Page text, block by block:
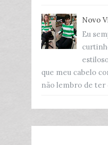
Novo
Eu
que meu cabelo
não lembro de ter